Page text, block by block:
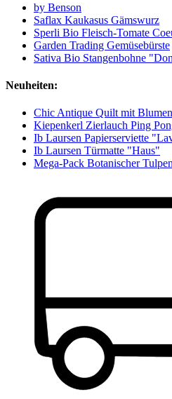
by Benson
Saflax Kaukasus Gämswurz
Sperli Bio Fleisch-Tomate
Garden Trading Gemüsebürste
Sativa Bio Stangenbohne
Neuheiten:
Chic Antique Quilt mit
Kiepenkerl Zierlauch Ping
Ib Laursen Papierserviette
Ib Laursen Türmatte "Haus"
Mega-Pack Botanischer